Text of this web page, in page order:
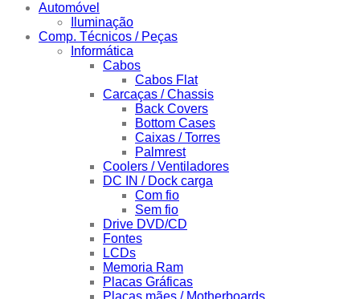
Automóvel
Iluminação
Comp. Técnicos / Peças
Informática
Cabos
Cabos Flat
Carcaças / Chassis
Back Covers
Bottom Cases
Caixas / Torres
Palmrest
Coolers / Ventiladores
DC IN / Dock carga
Com fio
Sem fio
Drive DVD/CD
Fontes
LCDs
Memoria Ram
Placas Gráficas